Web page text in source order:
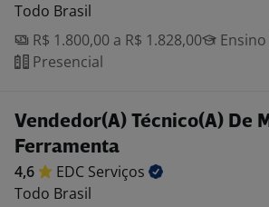
Todo Brasil
R$ 1.800,00 a R$ 1.828,00
Presencial
Vendedor(A) Técnico(A) De
Ferramenta
4,6 EDC Serviços
Todo Brasil